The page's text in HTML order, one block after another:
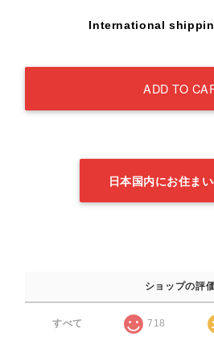
International
ADD TO
日本国内にお住ま
ショップの評
すべて 718